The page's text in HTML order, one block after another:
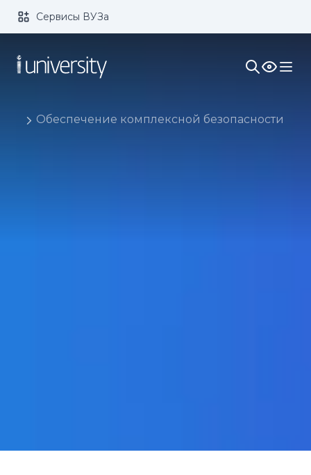
Размер шрифта: Цвет:
Изображения:
Сервисы ВУЗа
Обеспечение комплексной безопасности